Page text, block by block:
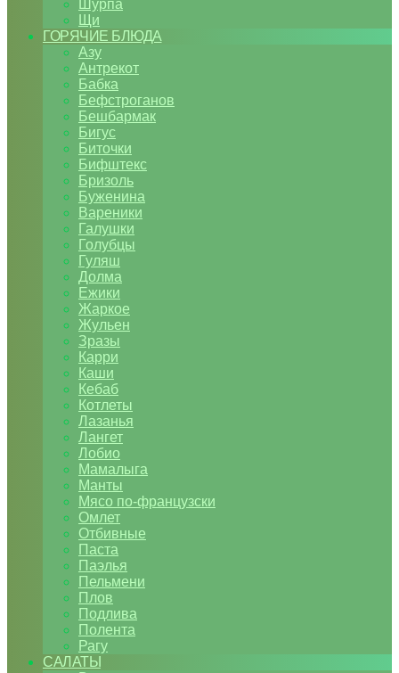
Шурпа
Щи
ГОРЯЧИЕ БЛЮДА
Азу
Антрекот
Бабка
Бефстроганов
Бешбармак
Бигус
Биточки
Бифштекс
Бризоль
Буженина
Вареники
Галушки
Голубцы
Гуляш
Долма
Ежики
Жаркое
Жульен
Зразы
Карри
Каши
Кебаб
Котлеты
Лазанья
Лангет
Лобио
Мамалыга
Манты
Мясо по-французски
Омлет
Отбивные
Паста
Паэлья
Пельмени
Плов
Подлива
Полента
Рагу
САЛАТЫ